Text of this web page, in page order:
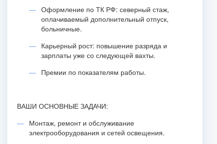
Оформление по ТК РФ: северный стаж,
оплачиваемый дополнительный отпуск,
больничные.
Карьерный рост: повышение разряда и
зарплаты уже со следующей вахты.
Премии по показателям работы.
ВАШИ ОСНОВНЫЕ ЗАДАЧИ:
Монтаж, ремонт и обслуживание
электрооборудования и сетей освещения.